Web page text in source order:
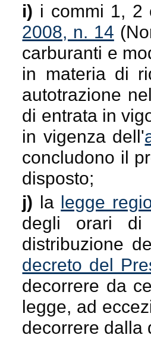
i) i commi 1, 2
2008, n. 14
carburanti e
in materia di
autotrazione
di entrata in
in vigenza dell'
concludono il
disposto;
j) la legge
degli orari di
distribuzione
decreto del
decorrere da
legge, ad
decorrere dalla